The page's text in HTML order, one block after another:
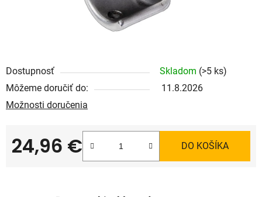
Dostupnosť Skladom (>5 ks)
Môžeme doručiť do:
11.8.2026
Možnosti doručenia
24,96 €
Jednotková cena:
DO KOŠÍKA